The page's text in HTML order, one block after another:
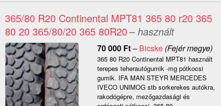
365/80 R20 Continental MPT81 365 80 r20 365
80 20 365/80/20 365 80R20– használt
70 000 Ft– Bicske(Fejér megye)
365 80 R20 Continental MPT81 használt
terepes teherautógumik -mg pótkocsi
gumik. IFA MAN STEYR MERCEDES
IVECO UNIMOG stb sorkerekes autókra,
rakodógépre, mezőgazdasági és